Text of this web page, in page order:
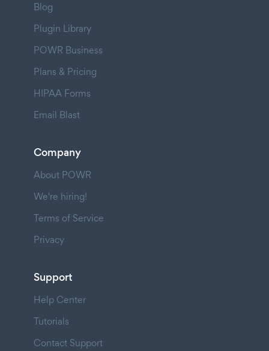
Blog
Plugin Library
POWR Business
Plans & Pricing
HIPAA Forms
Email Blast
Company
About POWR
We're hiring!
Terms of Service
Privacy
Support
Help Center
Tutorials
Contact Support